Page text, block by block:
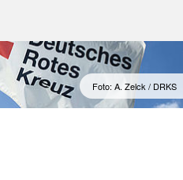
Foto: A. Zelck / DRKS